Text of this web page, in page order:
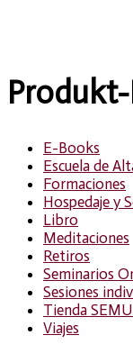
E-Books
Escuela de
Formaciones
Hospedaje y
Libro
Meditaciones
Retiros
Seminarios
Sesiones
Tienda
Viajes